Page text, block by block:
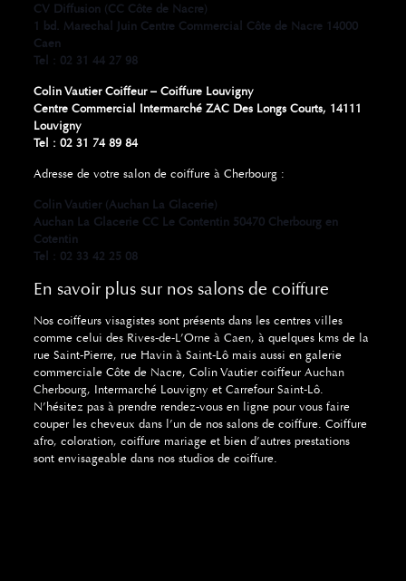
CV Diffusion (CC Côte de Nacre)
1 bd. Marechal Juin Centre Commercial Côte de Nacre 14000
Caen
Tel : 02 31 44 27 98
Colin Vautier Coiffeur – Coiffure Louvigny
Centre Commercial Intermarché ZAC Des Longs Courts, 14111
Louvigny
Tel : 02 31 74 89 84
Adresse de votre salon de coiffure à Cherbourg :
Colin Vautier (Auchan La Glacerie)
Auchan La Glacerie CC Le Contentin 50470 Cherbourg en
Cotentin
Tel : 02 33 42 25 08
En savoir plus sur nos salons de coiffure
Nos coiffeurs visagistes sont présents dans les centres villes
comme celui des Rives-de-L’Orne à Caen, à quelques kms de la
rue Saint-Pierre, rue Havin à Saint-Lô mais aussi en galerie
commerciale Côte de Nacre, Colin Vautier coiffeur Auchan
Cherbourg, Intermarché Louvigny et Carrefour Saint-Lô.
N’hésitez pas à prendre rendez-vous en ligne pour vous faire
couper les cheveux dans l’un de nos salons de coiffure. Coiffure
afro, coloration, coiffure mariage et bien d’autres prestations
sont envisageable dans nos studios de coiffure.